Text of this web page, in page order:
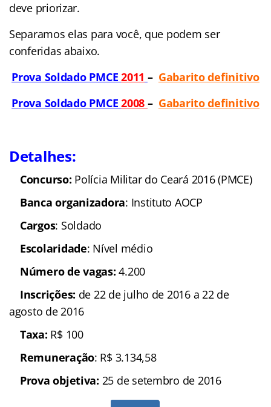
deve priorizar.
Separamos elas para você, que podem ser
conferidas abaixo.
Prova Soldado PMCE2011 – Gabarito definitivo
Prova Soldado PMCE2008 – Gabarito definitivo
Detalhes:
Concurso: Polícia Militar do Ceará 2016 (PMCE)
Banca organizadora: Instituto AOCP
Cargos: Soldado
Escolaridade: Nível médio
Número de vagas: 4.200
Inscrições: de 22 de julho de 2016 a 22 de
agosto de 2016
Taxa: R$ 100
Remuneração: R$ 3.134,58
Prova objetiva: 25 de setembro de 2016